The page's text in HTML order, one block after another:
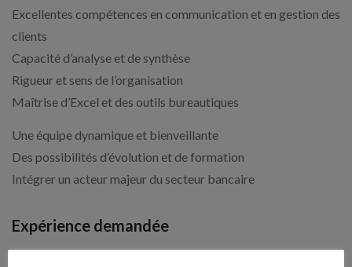
Excellentes compétences en communication et en gestion des
clients
Capacité d’analyse et de synthèse
Rigueur et sens de l’organisation
Maîtrise d’Excel et des outils bureautiques
Une équipe dynamique et bienveillante
Des possibilités d’évolution et de formation
Intégrer un acteur majeur du secteur bancaire
Expérience demandée